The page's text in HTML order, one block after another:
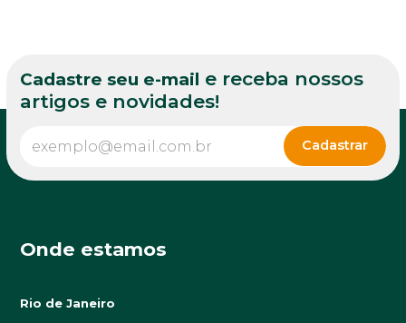
Cadastre seu e-mail e receba nossos
artigos e novidades!
Onde estamos
Rio de Janeiro